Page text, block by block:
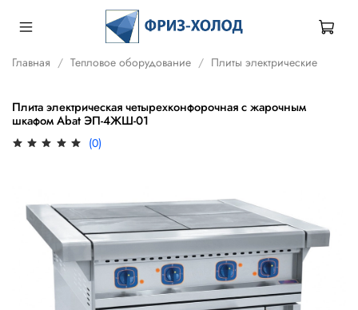
Главная Тепловое оборудование Плиты электрические
Плита электрическая четырехконфорочная с жарочным
шкафом Abat ЭП-4ЖШ-01
(0)